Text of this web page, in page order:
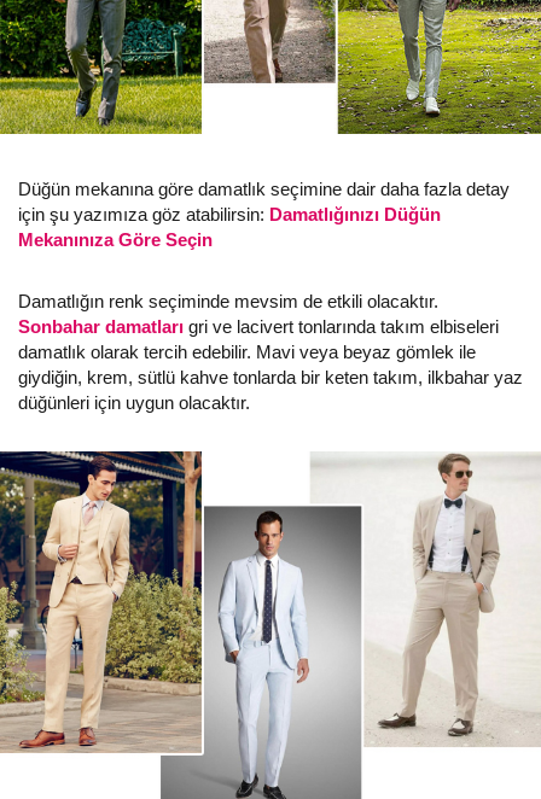
Düğün mekanına göre damatlık seçimine dair daha fazla detay
için şu yazımıza göz atabilirsin: Damatlığınızı Düğün
Mekanınıza Göre Seçin
Damatlığın renk seçiminde mevsim de etkili olacaktır.
Sonbahar damatları gri ve lacivert tonlarında takım elbiseleri
damatlık olarak tercih edebilir. Mavi veya beyaz gömlek ile
giydiğin, krem, sütlü kahve tonlarda bir keten takım, ilkbahar yaz
düğünleri için uygun olacaktır.